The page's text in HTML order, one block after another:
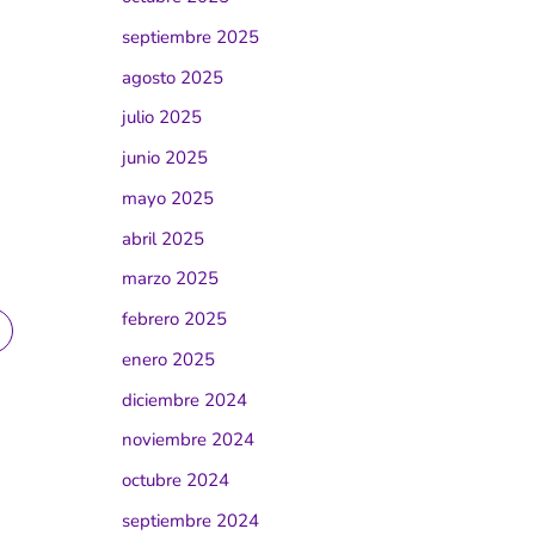
septiembre 2025
agosto 2025
julio 2025
junio 2025
mayo 2025
abril 2025
marzo 2025
febrero 2025
enero 2025
diciembre 2024
noviembre 2024
octubre 2024
septiembre 2024